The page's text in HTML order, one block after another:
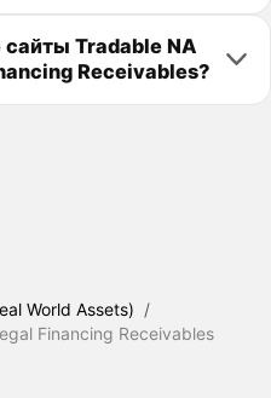
Tradable NA
Receivables?
World Assets) /
Financing Receivables